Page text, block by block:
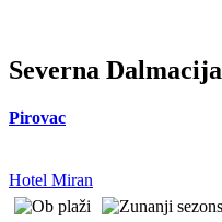
Severna Dalmacija
Pirovac
Hotel Miran